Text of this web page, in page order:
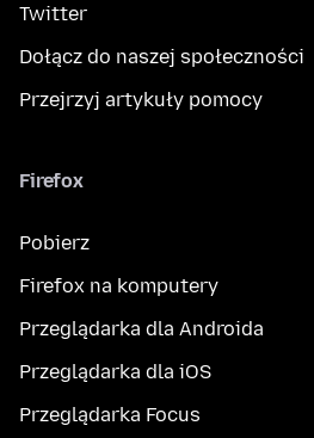
Twitter
Dołącz do naszej społeczności
Przejrzyj artykuły pomocy
Firefox
Pobierz
Firefox na komputery
Przeglądarka dla Androida
Przeglądarka dla iOS
Przeglądarka Focus